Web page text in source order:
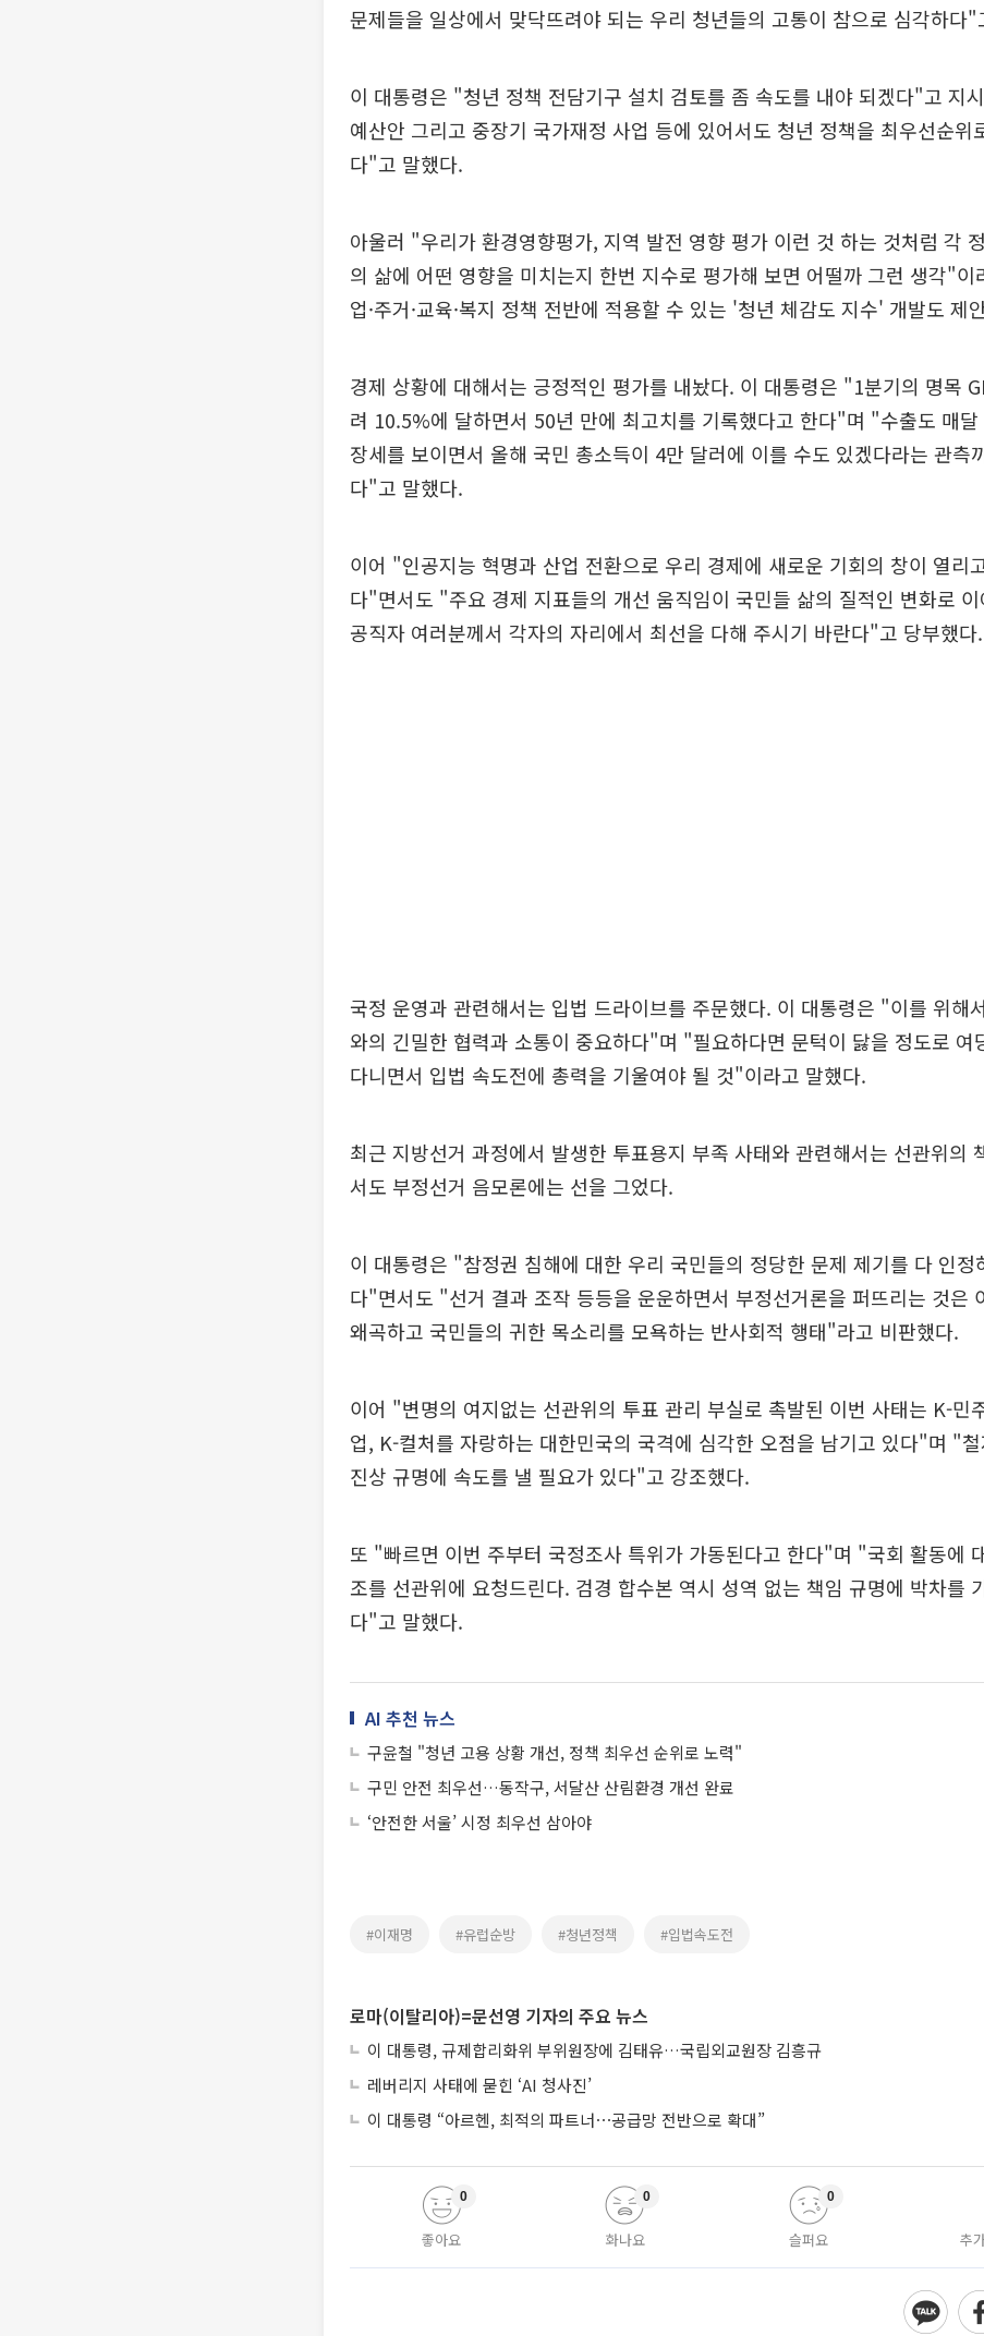
문제들을 일상에서 맞닥뜨려야 되는 우리 청년들의 고통이 참으로 심각하다"
이 대통령은 "청년 정책 전담기구 설치 검토를 좀 속도를 내야 되겠다"고 지
예산안 그리고 중장기 국가재정 사업 등에 있어서도 청년 정책을 최우선순위
다"고 말했다.
아울러 "우리가 환경영향평가, 지역 발전 영향 평가 이런 것 하는 것처럼 각
의 삶에 어떤 영향을 미치는지 한번 지수로 평가해 보면 어떨까 그런 생각"이
업·주거·교육·복지 정책 전반에 적용할 수 있는 '청년 체감도 지수' 개발도 제
경제 상황에 대해서는 긍정적인 평가를 내놨다. 이 대통령은 "1분기의 명목
려 10.5%에 달하면서 50년 만에 최고치를 기록했다고 한다"며 "수출도 매달
장세를 보이면서 올해 국민 총소득이 4만 달러에 이를 수도 있겠다라는 관측
다"고 말했다.
이어 "인공지능 혁명과 산업 전환으로 우리 경제에 새로운 기회의 창이 열리
다"면서도 "주요 경제 지표들의 개선 움직임이 국민들 삶의 질적인 변화로
공직자 여러분께서 각자의 자리에서 최선을 다해 주시기 바란다"고 당부했다.
국정 운영과 관련해서는 입법 드라이브를 주문했다. 이 대통령은 "이를 위해
와의 긴밀한 협력과 소통이 중요하다"며 "필요하다면 문턱이 닳을 정도로 여
다니면서 입법 속도전에 총력을 기울여야 될 것"이라고 말했다.
최근 지방선거 과정에서 발생한 투표용지 부족 사태와 관련해서는 선관위의
서도 부정선거 음모론에는 선을 그었다.
이 대통령은 "참정권 침해에 대한 우리 국민들의 정당한 문제 제기를 다 인정
다"면서도 "선거 결과 조작 등등을 운운하면서 부정선거론을 퍼뜨리는 것은
왜곡하고 국민들의 귀한 목소리를 모욕하는 반사회적 행태"라고 비판했다.
이어 "변명의 여지없는 선관위의 투표 관리 부실로 촉발된 이번 사태는 K-민
업, K-컬처를 자랑하는 대한민국의 국격에 심각한 오점을 남기고 있다"며 "
진상 규명에 속도를 낼 필요가 있다"고 강조했다.
또 "빠르면 이번 주부터 국정조사 특위가 가동된다고 한다"며 "국회 활동에
조를 선관위에 요청드린다. 검경 합수본 역시 성역 없는 책임 규명에 박차를
다"고 말했다.
AI 추천 뉴스
구윤철 "청년 고용 상황 개선, 정책 최우선 순위로 노력"
구민 안전 최우선…동작구, 서달산 산림환경 개선 완료
‘안전한 서울’ 시정 최우선 삼아야
#이재명 #유럽순방 #청년정책 #입법속도전
로마(이탈리아)=문선영 기자의 주요 뉴스
이 대통령, 규제합리화위 부위원장에 김태유…국립외교원장 김흥규
레버리지 사태에 묻힌 ‘AI 청사진’
이 대통령 “아르헨, 최적의 파트너⋯공급망 전반으로 확대”
좋아요
0
화나요
0
슬퍼요
0
추